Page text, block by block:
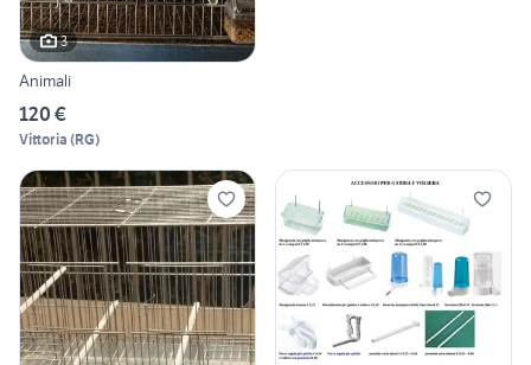
3
Animali
120 €
Vittoria (RG)